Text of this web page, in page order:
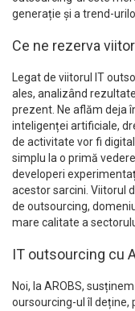
generație și a trend-
Ce ne rezerva
Legat de viitorul IT
ales, analizând
prezent. Ne aflăm deja
inteligenței artificiale,
de activitate vor fi
simplu la o primă
developeri
acestor sarcini. Viitorul
de outsourcing,
mare calitate a
IT outsourcing cu
Noi, la AROBS,
oursourcing-ul îl deține,